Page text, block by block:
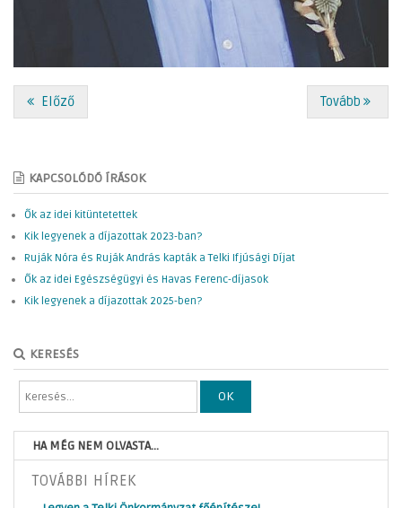
Előző Tovább
KAPCSOLÓDÓ ÍRÁSOK
Ők az idei kitüntetettek
Kik legyenek a díjazottak 2023-ban?
Ruják Nóra és Ruják András kapták a Telki Ifjúsági Díjat
Ők az idei Egészségügyi és Havas Ferenc-díjasok
Kik legyenek a díjazottak 2025-ben?
KERESÉS
OK
HA MÉG NEM OLVASTA...
TOVÁBBI HÍREK